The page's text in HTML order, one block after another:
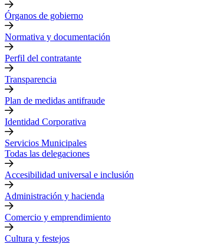
Órganos de gobierno
Normativa y documentación
Perfil del contratante
Transparencia
Plan de medidas antifraude
Identidad Corporativa
Servicios Municipales
Todas las delegaciones
Accesibilidad universal e inclusión
Administración y hacienda
Comercio y emprendimiento
Cultura y festejos